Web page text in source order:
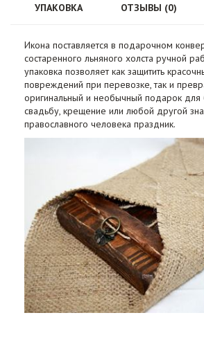
УПАКОВКА ОТЗЫВЫ (0)
Икона поставляется в подарочном
состаренного льняного холста ручной
упаковка позволяет как защитить
повреждений при перевозке, так и
оригинальный и необычный подарок для
свадьбу, крещение или любой другой
православного человека праздник.